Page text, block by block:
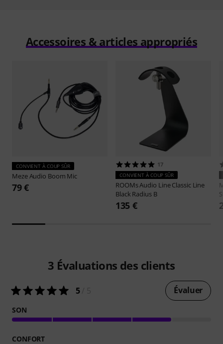
Accessoires & articles appropriés
CONVIENT À COUP SÛR
Meze Audio Boom Mic
79 €
17
CONVIENT À COUP SÛR
ROOMs Audio LineClassic Line
Black Radius B
135 €
3 Évaluations des clients
5/ 5 Évaluer
SON
CONFORT